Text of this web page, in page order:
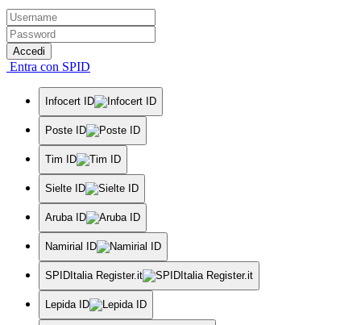
Accedi
Entra con SPID
Infocert ID
Poste ID
Tim ID
Sielte ID
Aruba ID
Namirial ID
SPIDItalia Register.it
Lepida ID